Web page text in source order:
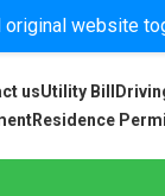
original website
usUtility Bill
Residence